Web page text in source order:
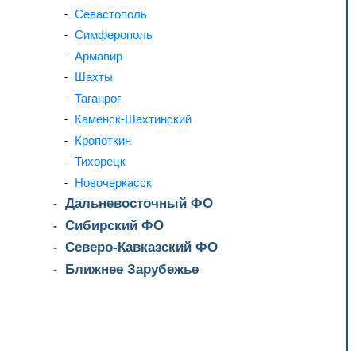
Севастополь
Симферополь
Армавир
Шахты
Таганрог
Каменск-Шахтинский
Кропоткин
Тихорецк
Новочеркасск
Дальневосточный ФО
Сибирский ФО
Северо-Кавказский ФО
Ближнее Зарубежье